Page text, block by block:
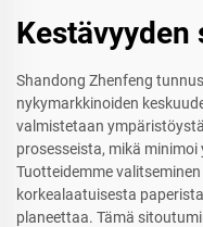
Shandong Zhenfeng
nykymarkkinoiden
valmistetaan
prosesseista, mikä
Tuotteidemme
korkealaatuisesta
planeettaa. Tämä